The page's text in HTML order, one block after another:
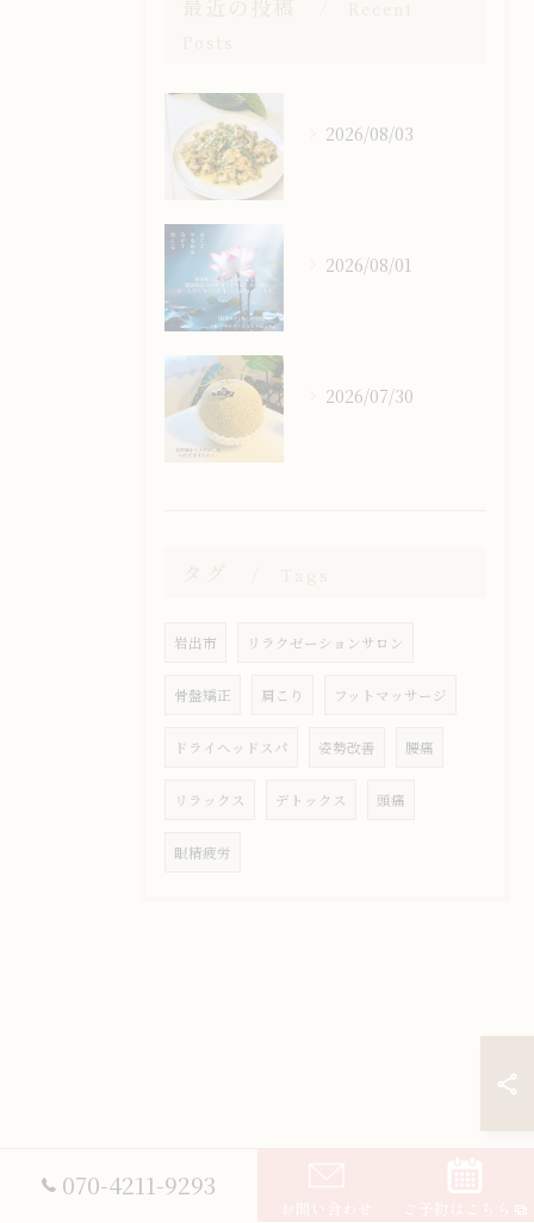
2026/08/03
2026/08/01
2026/07/30
岩出市 リラクゼーションサロン
骨盤矯正 肩こり フットマッサージ
ドライヘッドスパ 姿勢改善 腰痛
リラックス デトックス 頭痛
眼精疲労
070-4211-9293